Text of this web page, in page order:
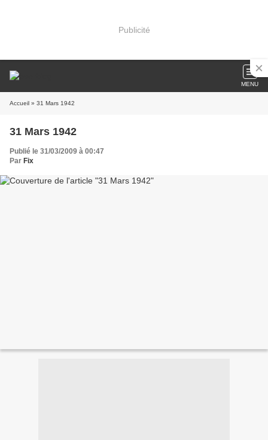
Publicité
MENU
Accueil » 31 Mars 1942
31 Mars 1942
Publié le 31/03/2009 à 00:47
Par Fix